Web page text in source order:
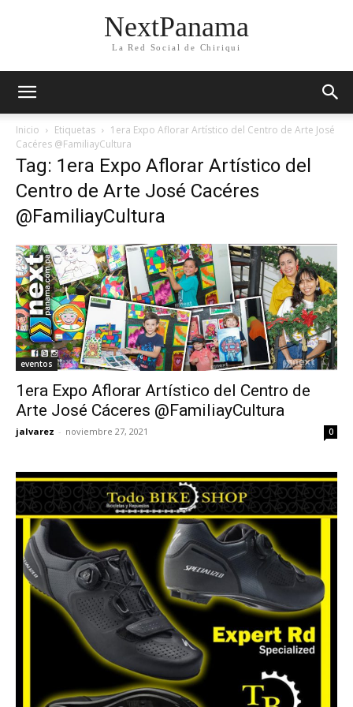
NextPanama
La Red Social de Chiriqui
Inicio Etiquetas
1era Expo Aflorar Artístico del Centro de Arte José
Cacéres @FamiliayCultura
Tag: 1era Expo Aflorar Artístico del
Centro de Arte José Cacéres
@FamiliayCultura
eventos
1era Expo Aflorar Artístico del Centro de
Arte José Cáceres @FamiliayCultura
jalvarez - noviembre 27, 2021 0